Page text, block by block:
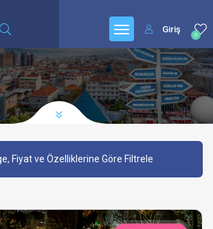
0
Giriş
Fiyat ve Özelliklerine Göre Filtrele